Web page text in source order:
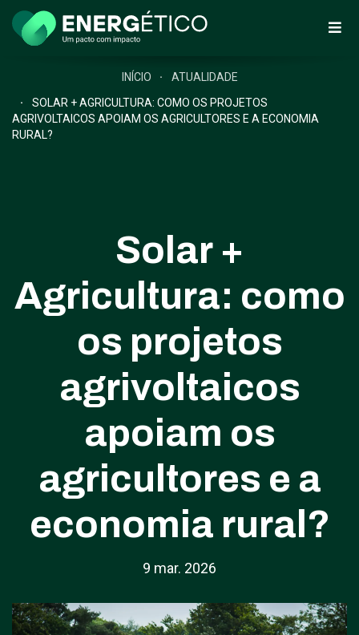
INÍCIO
ATUALIDADE
SOLAR + AGRICULTURA: COMO OS PROJETOS
AGRIVOLTAICOS APOIAM OS AGRICULTORES E A ECONOMIA
RURAL?
Solar +
Agricultura: como
os projetos
agrivoltaicos
apoiam os
agricultores e a
economia rural?
9 mar. 2026